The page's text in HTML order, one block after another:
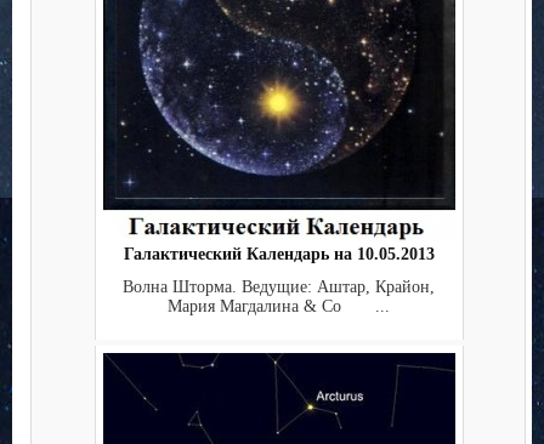
Галактический Календарь на 10.05.2013
Волна Шторма. Ведущие: Аштар, Крайон,
Мария Магдалина & Co ...